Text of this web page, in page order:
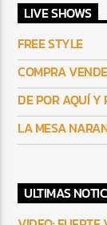
LIVE SHOWS
FREE STYLE
COMPRA
DE POR AQUÍ Y
LA MESA
ULTIMAS